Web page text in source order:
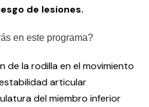
de lesiones.
en este programa?
de la rodilla en el movimiento
articular
del miembro inferior